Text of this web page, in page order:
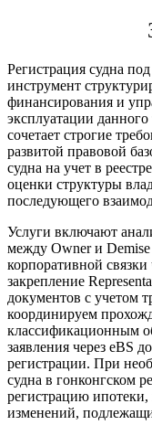
Регистрация судна
инструмент
финансирования и
эксплуатации
сочетает строгие
развитой правовой
судна на учет в
оценки структуры
последующего
Услуги включают
между Owner и
корпоративной
закрепление
документов с учетом
координируем
классификационным
заявления через eBS
регистрации. При
судна в гонконгском
регистрацию
изменений,